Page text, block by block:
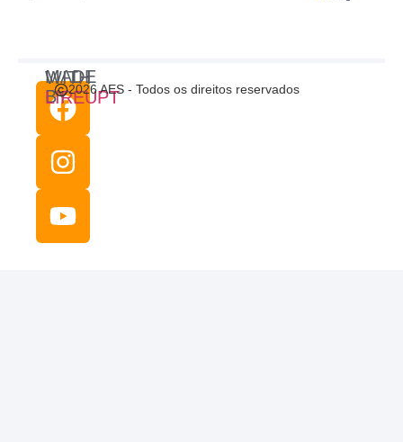
MADE WITH
BY
LIREUPT
2026 AES - Todos os direitos reservados